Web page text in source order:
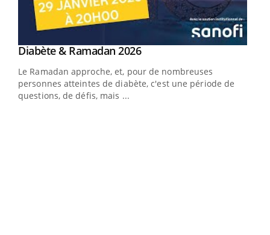
Youtube
Diabète & Ramadan 2026Youtube
Le Ramadan approche, et, pour de nombreuses
personnes atteintes de diabète, c'est une période de
questions, de défis, mais ...